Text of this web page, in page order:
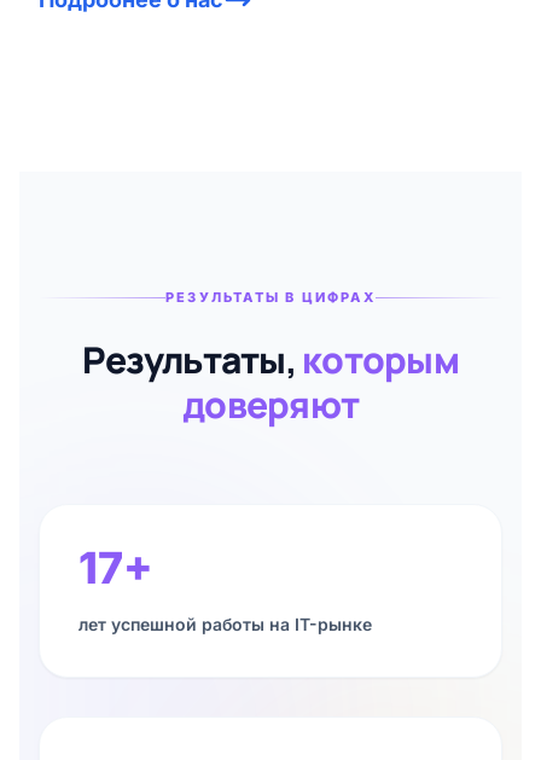
РЕЗУЛЬТАТЫ В ЦИФРАХ
Результаты, которым
доверяют
17+
лет успешной работы на IT-рынке